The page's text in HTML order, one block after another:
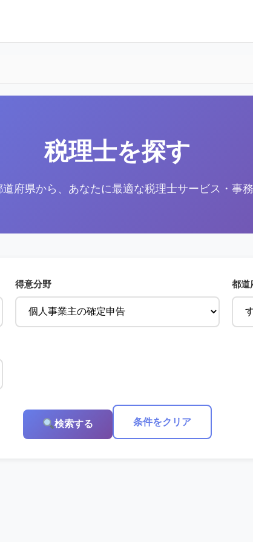
税理士を探す
府県から、あなたに最適な税理士サービス・事
得意分野 都道
検索する 条件をクリア